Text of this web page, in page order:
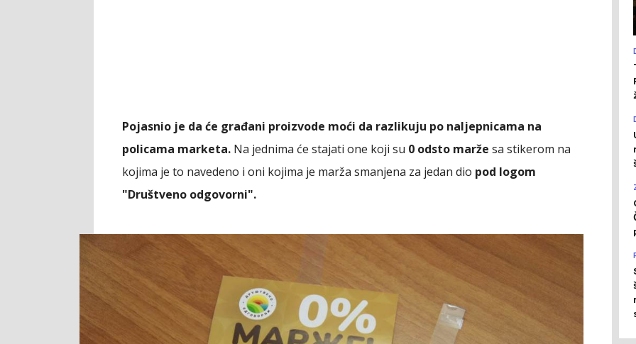
Pojasnio je da će građani proizvode moći da razlikuju po naljepnicama na
policama marketa. Na jednima će stajati one koji su 0 odsto marže sa stikerom na
kojima je to navedeno i oni kojima je marža smanjena za jedan dio pod logom
"Društveno odgovorni".